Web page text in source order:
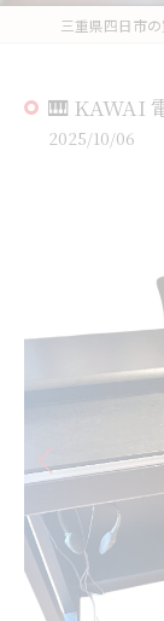
🎹 KAWAI
2025/10/06